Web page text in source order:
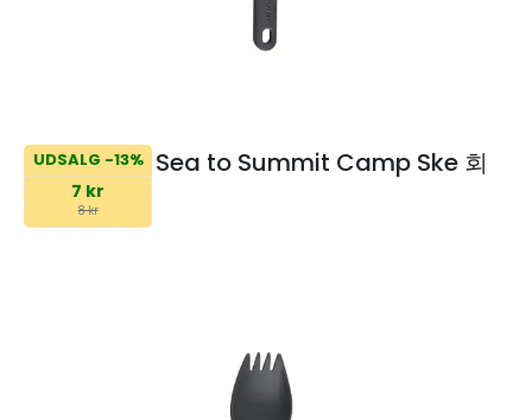
UDSALG -13%
7 kr
8 kr
Sea to Summit Camp Ske 회